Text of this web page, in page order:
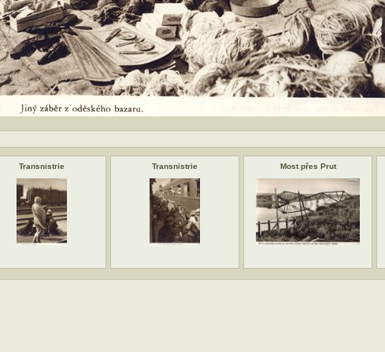
Transnistrie Transnistrie Most přes Prut